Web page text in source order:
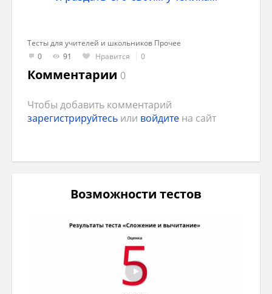
Тесты для учителей и школьников Прочее
0
91 Нравится 0
Комментарии 0
Чтобы добавить комментарий
зарегистрируйтесь или войдите на сайт
Возможности тестов